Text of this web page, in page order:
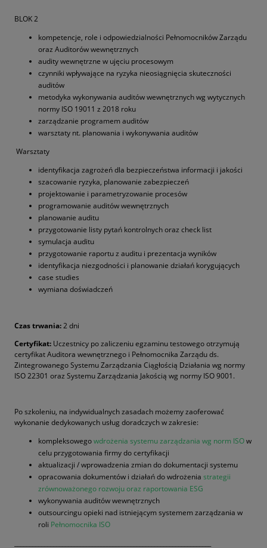
BLOK 2
kompetencje, role i odpowiedzialności Pełnomocników Zarządu
oraz Auditorów wewnętrznych
audity wewnętrzne w ujęciu procesowym
czynniki wpływające na ryzyka nieosiągnięcia skuteczności
auditów
metodyka wykonywania auditów wewnętrznych wg wytycznych
normy ISO 19011 z 2018 roku
zarządzanie programem auditów
warsztaty nt. planowania i wykonywania auditów
Warsztaty
identyfikacja zagrożeń dla bezpieczeństwa informacji i jakości
szacowanie ryzyka, planowanie zabezpieczeń
projektowanie i parametryzowanie procesów
programowanie auditów wewnętrznych
planowanie auditu
przygotowanie listy pytań kontrolnych oraz check list
symulacja auditu
przygotowanie raportu z auditu i prezentacja wyników
identyfikacja niezgodności i planowanie działań korygujących
case studies
wymiana doświadczeń
Czas trwania:2 dni
Certyfikat: Uczestnicy po zaliczeniu egzaminu testowego otrzymują
certyfikat Auditora wewnętrznego i Pełnomocnika Zarządu ds.
Zintegrowanego Systemu Zarządzania Ciągłością Działania wg normy
ISO 22301 oraz Systemu Zarządzania Jakością wg normy ISO 9001.
Po szkoleniu, na indywidualnych zasadach możemy zaoferować
wykonanie dedykowanych usług doradczych w zakresie:
kompleksowegowdrożenia systemu zarządzania wg norm ISOw
celu przygotowania firmy do certyfikacji
aktualizacji / wprowadzenia zmian do dokumentacji systemu
opracowania dokumentów i działań do wdrożenia strategii
zrównoważonego rozwoju oraz raportowania ESG
wykonywania auditów wewnętrznych
outsourcingu opieki nad istniejącym systemem zarządzania w
roli Pełnomocnika ISO